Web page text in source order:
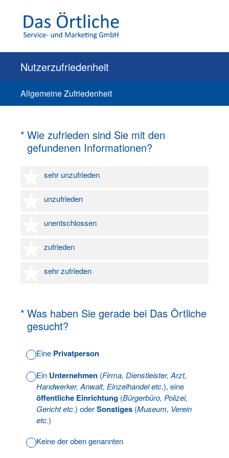
Nutzerzufriedenheit
Allgemeine Zufriedenheit
* Wie zufrieden sind Sie mit den
gefundenen Informationen?
(Erforderlich.)
sehr unzufrieden
1 Stern
unzufrieden
2 Sterne
unentschlossen
3 Sterne
zufrieden
4 Sterne
sehr zufrieden
5 Sterne
* Was haben Sie gerade bei Das Örtliche
gesucht?
(Erforderlich.)
Eine Privatperson
Ein Unternehmen (Firma, Dienstleister, Arzt,
Handwerker, Anwalt, Einzelhandel etc.), eine
öffentliche Einrichtung (Bürgerbüro, Polizei,
Gericht etc.) oderSonstiges (Museum, Verein
etc.)
Keine der oben genannten